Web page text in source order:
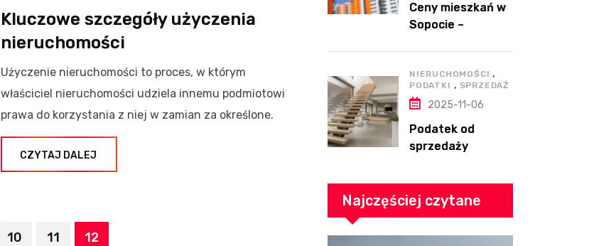
Kluczowe szczegóły użyczenia
nieruchomości
Użyczenie nieruchomości to proces, w którym
właściciel nieruchomości udziela innemu podmiotowi
prawa do korzystania z niej w zamian za określone.
CZYTAJ DALEJ
10 11 12
Ceny mieszkań w
Sopocie –
NIERUCHOMOŚCI ,
PODATKI , SPRZEDAŻ
2025-11-06
Podatek od
sprzedaży
wynosi i kto musi
go zapłacić?
Najczęściej czytane